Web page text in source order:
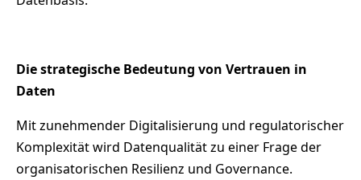
Die strategische Bedeutung von Vertrauen in
Daten
Mit zunehmender Digitalisierung und regulatorischer
Komplexität wird Datenqualität zu einer Frage der
organisatorischen Resilienz und Governance.